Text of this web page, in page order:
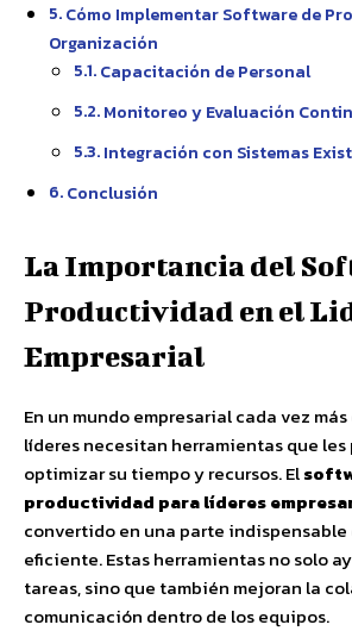
Cómo Implementar Software de
Organización
Capacitación de Personal
Monitoreo y Evaluación
Integración con Sistemas
Conclusión
La Importancia del
Productividad en el
Empresarial
En un mundo empresarial cada vez
líderes necesitan herramientas que
optimizar su tiempo y recursos. El
productividad para líderes
convertido en una parte
eficiente. Estas herramientas no solo
tareas, sino que también mejoran la
comunicación dentro de los equipos.